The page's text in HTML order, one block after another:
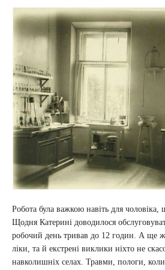
Робота була важкою навіть для
Щодня Катерині доводилося
робочий день тривав до 12 годин. А ще ж
ліки, та й екстрені виклики ніхто не
навколишніх селах. Травми, пологи,